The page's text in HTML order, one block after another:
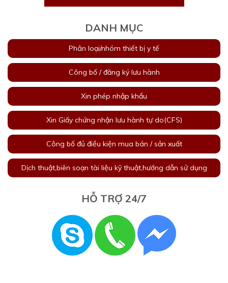
DANH MỤC
Phân loại/nhóm thiết bị y tế
Công bố / đăng ký lưu hành
Xin phép nhập khẩu
Xin Giấy chứng nhận lưu hành tự do(CFS)
Công bố đủ điều kiện mua bán / sản xuất
Dịch thuật,biên soạn tài liệu kỹ thuật,hướng dẫn sử dụng
HỖ TRỢ 24/7